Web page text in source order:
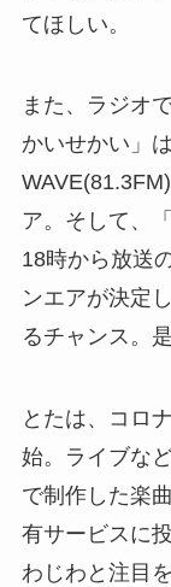
てほしい。
また、ラジオ
かいせかい」
ア。そして、
18時から放送
ンエアが決定
るチャンス。
とたは、コロ
始。ライブな
で制作した楽
有サービスに
わじわと注目